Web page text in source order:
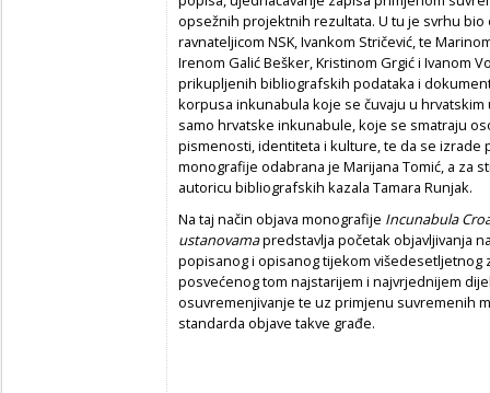
opsežnih projektnih rezultata. U tu je svrhu
ravnateljicom NSK, Ivankom Stričević, te
Irenom Galić Bešker, Kristinom Grgić i Ivanom
prikupljenih bibliografskih podataka i
korpusa inkunabula koje se čuvaju u
samo hrvatske inkunabule, koje se smatraju
pismenosti, identiteta i kulture, te da se
monografije odabrana je Marijana Tomić, a za
autoricu bibliografskih kazala Tamara Runjak.
Na taj način objava monografije Incunabula
ustanovamapredstavlja početak objavljivanja
popisanog i opisanog tijekom
posvećenog tom najstarijem i najvrjednijem
osuvremenjivanje te uz primjenu suvremenih
standarda objave takve građe.